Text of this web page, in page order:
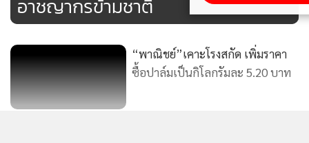
2,007
"สว.อุปกิต" รอดคุก! ศาลยกฟ้องทุก
ข้อหา ไม่เกี่ยวคดียาเสพติด ฟอกเงิน
อาชญากรข้ามชาติ